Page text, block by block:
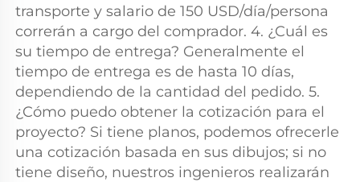
transporte y salario de 150 USD/día/persona
correrán a cargo del comprador. 4. ¿Cuál es
su tiempo de entrega? Generalmente el
tiempo de entrega es de hasta 10 días,
dependiendo de la cantidad del pedido. 5.
¿Cómo puedo obtener la cotización para el
proyecto? Si tiene planos, podemos ofrecerle
una cotización basada en sus dibujos; si no
tiene diseño, nuestros ingenieros realizarán